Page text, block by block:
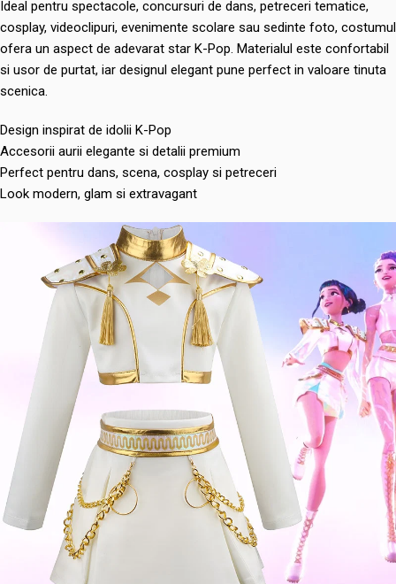
Ideal pentru spectacole, concursuri de dans, petreceri tematice,
cosplay, videoclipuri, evenimente scolare sau sedinte foto, costumul
ofera un aspect de adevarat star K-Pop. Materialul este confortabil
si usor de purtat, iar designul elegant pune perfect in valoare tinuta
scenica.
Design inspirat de idolii K-Pop
Accesorii aurii elegante si detalii premium
Perfect pentru dans, scena, cosplay si petreceri
Look modern, glam si extravagant